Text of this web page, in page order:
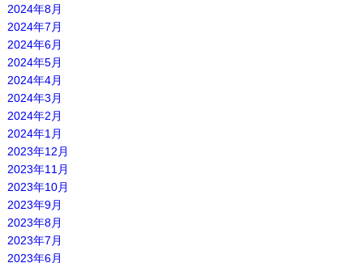
2024年8月
2024年7月
2024年6月
2024年5月
2024年4月
2024年3月
2024年2月
2024年1月
2023年12月
2023年11月
2023年10月
2023年9月
2023年8月
2023年7月
2023年6月